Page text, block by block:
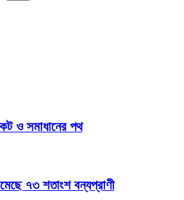
ও সমাধানের পথ
৭৩ শতাংশ বন্যপ্রাণী